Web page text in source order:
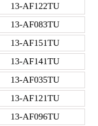
13-AF122TU
13-AF083TU
13-AF151TU
13-AF141TU
13-AF035TU
13-AF121TU
13-AF096TU